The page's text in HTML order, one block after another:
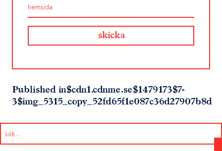
Published in$cdn1.cdnme.se$1479173$7-
3$img_5315_copy_52fd65f1e087c36d27907b8d